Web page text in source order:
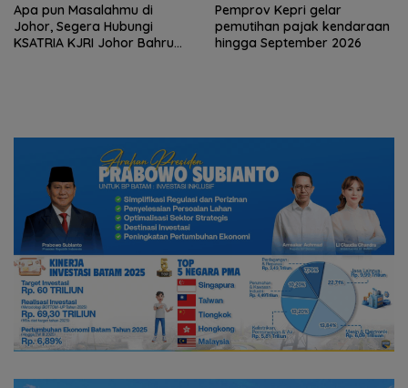
Apa pun Masalahmu di
Johor, Segera Hubungi
KSATRIA KJRI Johor Bahru
Pemprov Kepri gelar
pemutihan pajak kendaraan
hingga September 2026